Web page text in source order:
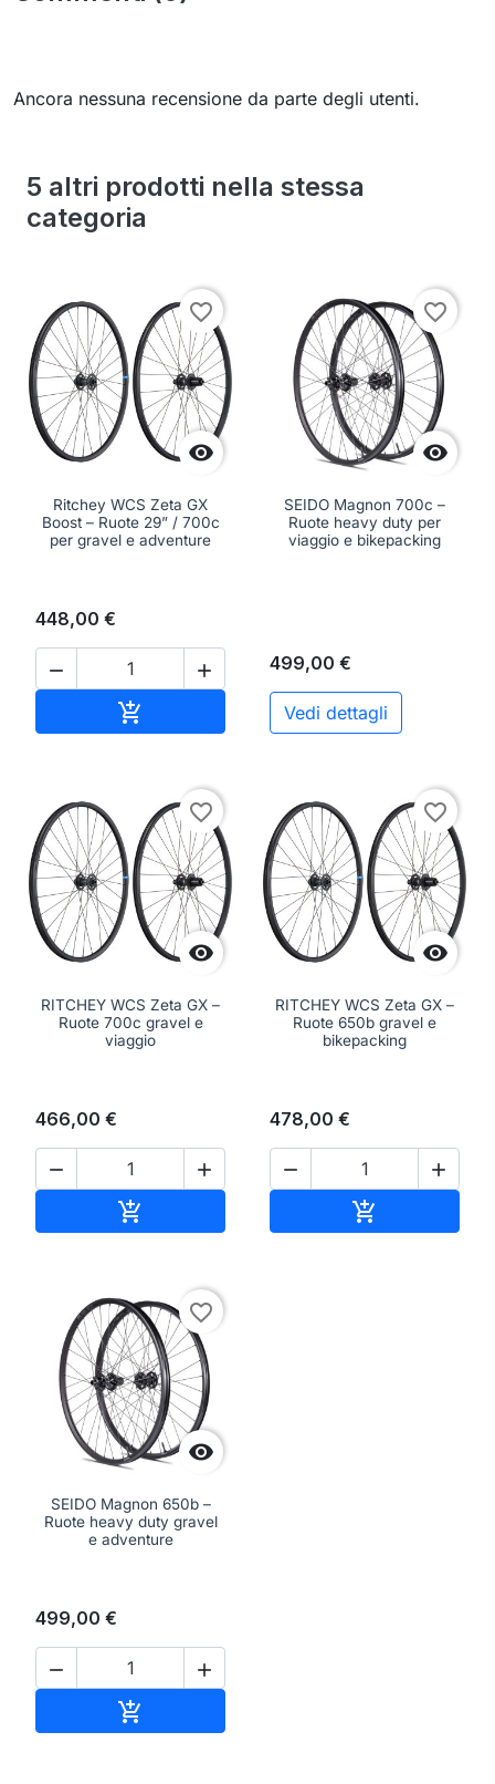
Ancora nessuna recensione da parte degli utenti.
5 altri prodotti nella stessa
categoria

favorite_border
Ritchey WCS Zeta GX
Boost – Ruote 29” / 700c
per gravel e adventure
448,00 €
 
 Aggiungi al carrello

favorite_border
SEIDO Magnon 700c –
Ruote heavy duty per
viaggio e bikepacking
499,00 €
Vedi dettagli

favorite_border
RITCHEY WCS Zeta GX –
Ruote 700c gravel e
viaggio
466,00 €
 


favorite_border
RITCHEY WCS Zeta GX –
Ruote 650b gravel e
bikepacking
478,00 €
 


favorite_border
SEIDO Magnon 650b –
Ruote heavy duty gravel
e adventure
499,00 €
 
